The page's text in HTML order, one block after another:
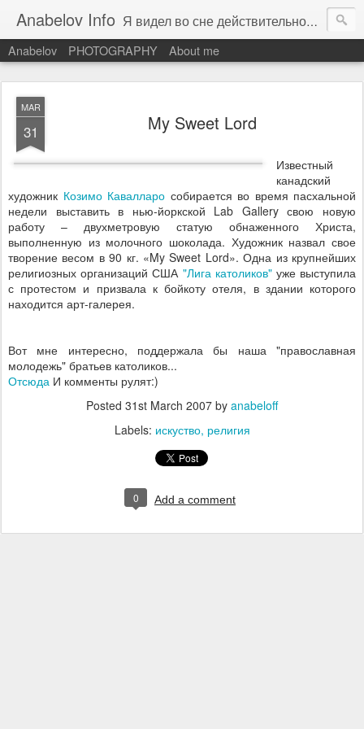
Anabelov Info Я видел во сне действительность. С каким же облегчением я проснулся!
Anabelov PHOTOGRAPHY About me
MAR
31 My Sweet Lord
Известный
канадский
художник Козимо Кавалларо собирается во время пасхальной
недели выставить в нью-йоркской Lab Gallery свою новую
работу – двухметровую статую обнаженного Христа,
выполненную из молочного шоколада. Художник назвал свое
творение весом в 90 кг. «My Sweet Lord». Одна из крупнейших
религиозных организаций США "Лига католиков"уже выступила
с протестом и призвала к бойкоту отеля, в здании которого
находится арт-галерея.
Вот мне интересно, поддержала бы наша "православная
молодежь" братьев католиков...
Отсюда И комменты рулят:)
Posted 31st March 2007 by anabeloff
Labels: искуство религия
0 Add a comment